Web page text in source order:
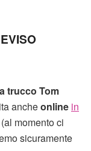
trucco Tom
ancheonline in
momento ci
sicuramente